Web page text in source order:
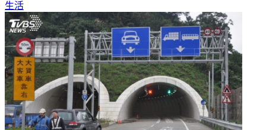
生活